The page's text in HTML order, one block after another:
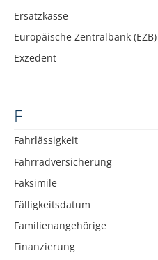
Ersatzkasse
Europäische Zentralbank (EZB)
Exzedent
F
Fahrlässigkeit
Fahrradversicherung
Faksimile
Fälligkeitsdatum
Familienangehörige
Finanzierung